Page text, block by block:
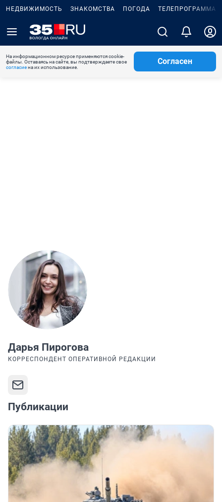
НЕДВИЖИМОСТЬ ЗНАКОМСТВА ПОГОДА ТЕЛЕПРОГРАММА
На информационном ресурсе применяются cookie-
файлы. Оставаясь на сайте, вы подтверждаете свое
согласиена их использование.
Согласен
Дарья Пирогова
КОРРЕСПОНДЕНТ ОПЕРАТИВНОЙ РЕДАКЦИИ
Публикации